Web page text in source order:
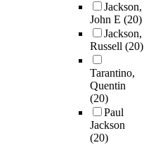
Jackson,
John E (20)
Jackson,
Russell (20)
Tarantino,
Quentin
(20)
Paul
Jackson
(20)